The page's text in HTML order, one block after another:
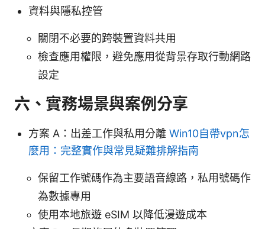
資料與隱私控管
關閉不必要的跨裝置資料共用
檢查應用權限，避免應用從背景存取行動網路
設定
六、實務場景與案例分享
方案 A：出差工作與私用分離 Win10自帶vpn怎
麼用：完整實作與常見疑難排解指南
保留工作號碼作為主要語音線路，私用號碼作
為數據專用
使用本地旅遊 eSIM 以降低漫遊成本